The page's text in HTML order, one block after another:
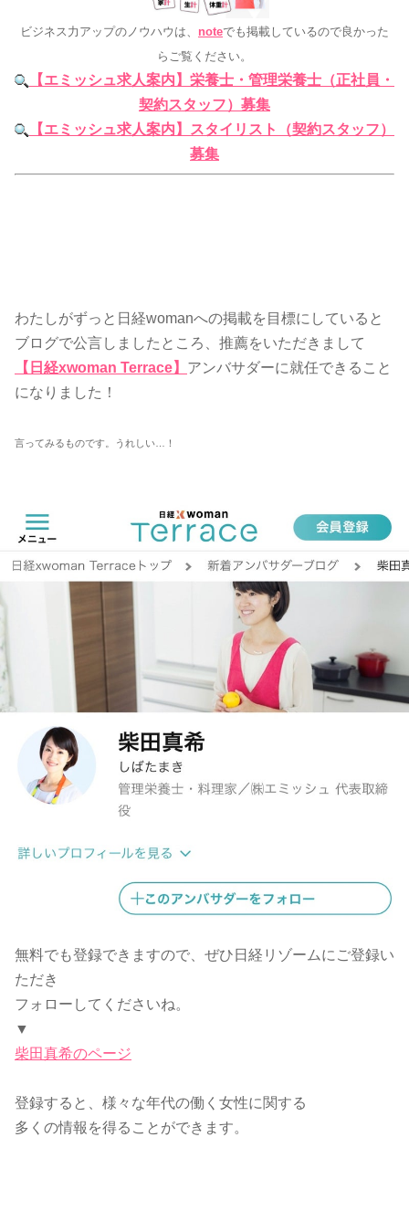
ビジネス力アップのノウハウは、 noteでも掲載しているので良かった
らご覧ください。
【エミッシュ求人案内】栄養士・管理栄養士（正社員・
契約スタッフ）募集
【エミッシュ求人案内】スタイリスト（契約スタッフ）
募集
わたしがずっと日経womanへの掲載を目標にしていると
ブログで公言しましたところ、推薦をいただきまして
【日経xwoman Terrace】 アンバサダーに就任できること
になりました！
言ってみるものです。うれしい…！
無料でも登録できますので、ぜひ日経リゾームにご登録い
ただき
フォローしてくださいね。
▼
柴田真希のページ
登録すると、様々な年代の働く女性に関する
多くの情報を得ることができます。